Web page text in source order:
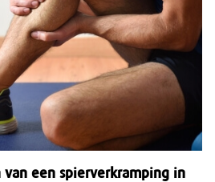
een spierverkramping in